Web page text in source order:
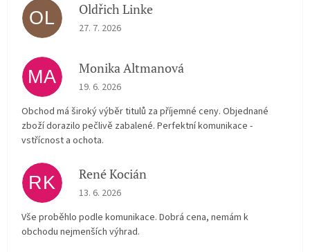
OL Oldřich Linke
The store rating is 5 out of 5 stars.
27. 7. 2026
MA Monika Altmanová
The store rating is 5 out of 5 stars.
19. 6. 2026
Obchod má široký výběr titulů za příjemné ceny. Objednané
zboží dorazilo pečlivě zabalené. Perfektní komunikace -
vstřícnost a ochota.
RK René Kocián
The store rating is 5 out of 5 stars.
13. 6. 2026
Vše proběhlo podle komunikace. Dobrá cena, nemám k
obchodu nejmenších výhrad.